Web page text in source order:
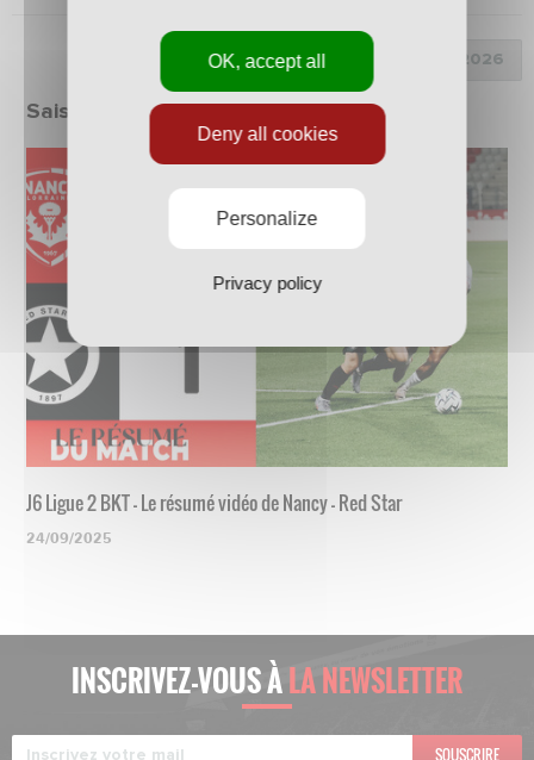
Choix de la saison :
Saison 2025/2026
J6 Ligue 2 BKT - Le résumé vidéo de Nancy - Red Star
24/09/2025
INSCRIVEZ-VOUS ÀLA NEWSLETTER
SOUSCRIRE
OK, accept all
Deny all cookies
Personalize
Privacy policy